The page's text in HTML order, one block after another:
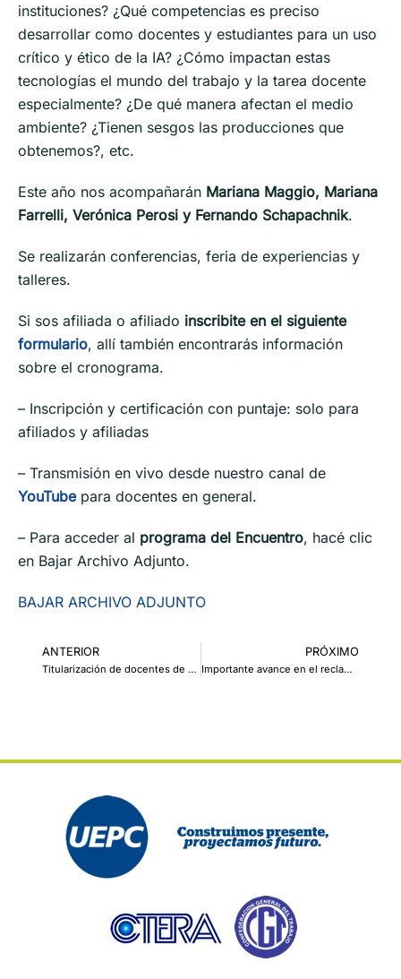
instituciones? ¿Qué competencias es preciso
desarrollar como docentes y estudiantes para un uso
crítico y ético de la IA? ¿Cómo impactan estas
tecnologías el mundo del trabajo y la tarea docente
especialmente? ¿De qué manera afectan el medio
ambiente? ¿Tienen sesgos las producciones que
obtenemos?, etc.
Este año nos acompañarán Mariana Maggio, Mariana
Farrelli, Verónica Perosi y Fernando Schapachnik.
Se realizarán conferencias, feria de experiencias y
talleres.
Si sos afiliada o afiliado inscribite en el siguiente
formulario, allí también encontrarás información
sobre el cronograma.
– Inscripción y certificación con puntaje: solo para
afiliados y afiliadas
– Transmisión en vivo desde nuestro canal de
YouTubepara docentes en general.
– Para acceder al programa del Encuentro, hacé clic
en Bajar Archivo Adjunto.
BAJAR ARCHIVO ADJUNTO
ANTERIOR
Titularización de docentes de Nivel Superior: un avance con estabilidad laboral
PRÓXIMO
Importante avance en el reclamo por el debido pago a docentes universitarios